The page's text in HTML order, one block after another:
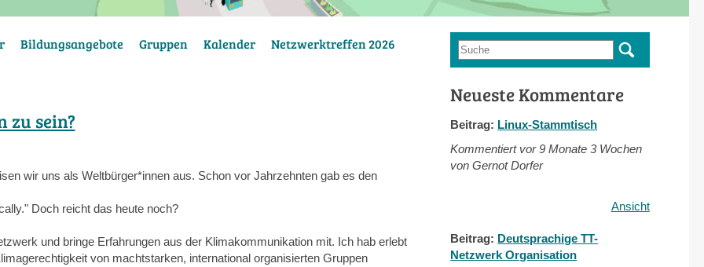
Bildungsangebote Gruppen Kalender Netzwerktreffen 2026
zu sein?
wir uns als Weltbürger*innen aus. Schon vor Jahrzehnten gab es den
Doch reicht das heute noch?
und bringe Erfahrungen aus der Klimakommunikation mit. Ich hab erlebt
von machtstarken, international organisierten Gruppen
Suchformular
Suche
Neueste Kommentare
Beitrag: Linux-Stammtisch
Kommentiert vor9 Monate 3 Wochen
von Gernot Dorfer
Ansicht
Beitrag: Deutsprachige TT-
Netzwerk Organisation